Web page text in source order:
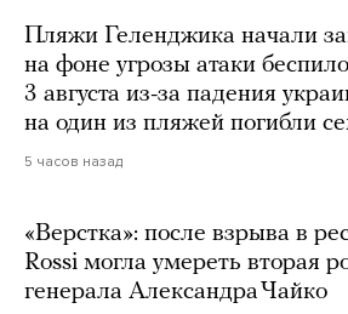
Пляжи Геленджика начали
на фоне угрозы атаки
3 августа из-за падения
на один из пляжей погибли
5 часов назад
«Верстка»: после взрыва в
Rossi могла умереть вторая
генерала Александра Чайко